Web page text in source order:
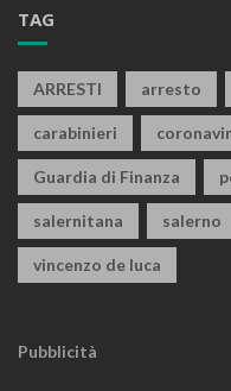
TAG
ARRESTI arresto
carabinieri
Guardia di Finanza
salernitana salerno
vincenzo de luca
Pubblicità